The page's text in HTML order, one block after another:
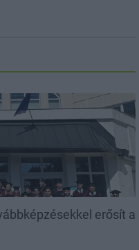
erősít a